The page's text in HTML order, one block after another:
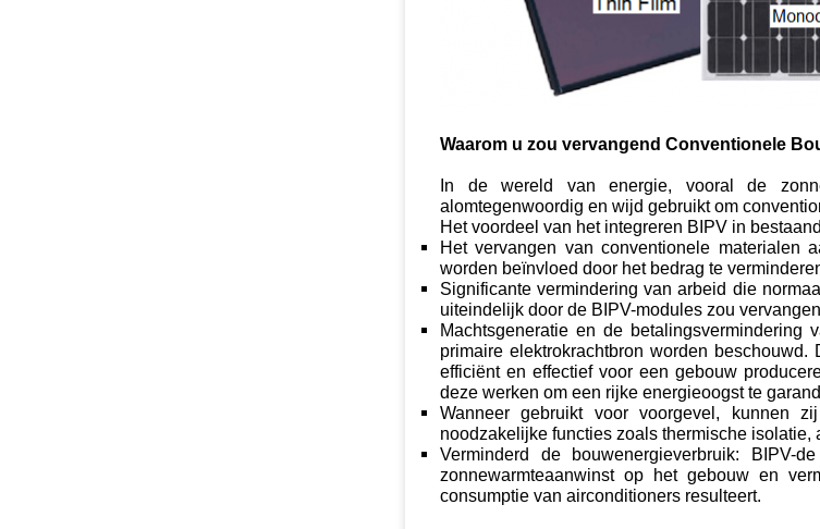
Waarom u zou vervangend Conventionele
In de wereld van energie, vooral de
alomtegenwoordig en wijd gebruikt om
Het voordeel van het integreren BIPV in
Het vervangen van conventionele materialen
worden beïnvloed door het bedrag te
Significante vermindering van arbeid die
uiteindelijk door de BIPV-modules zou
Machtsgeneratie en de betalingsvermindering
primaire elektrokrachtbron worden
efficiënt en effectief voor een gebouw
deze werken om een rijke energieoogst te
Wanneer gebruikt voor voorgevel, kunnen
noodzakelijke functies zoals thermische
Verminderd de bouwenergieverbruik:
zonnewarmteaanwinst op het gebouw en
consumptie van airconditioners resulteert.